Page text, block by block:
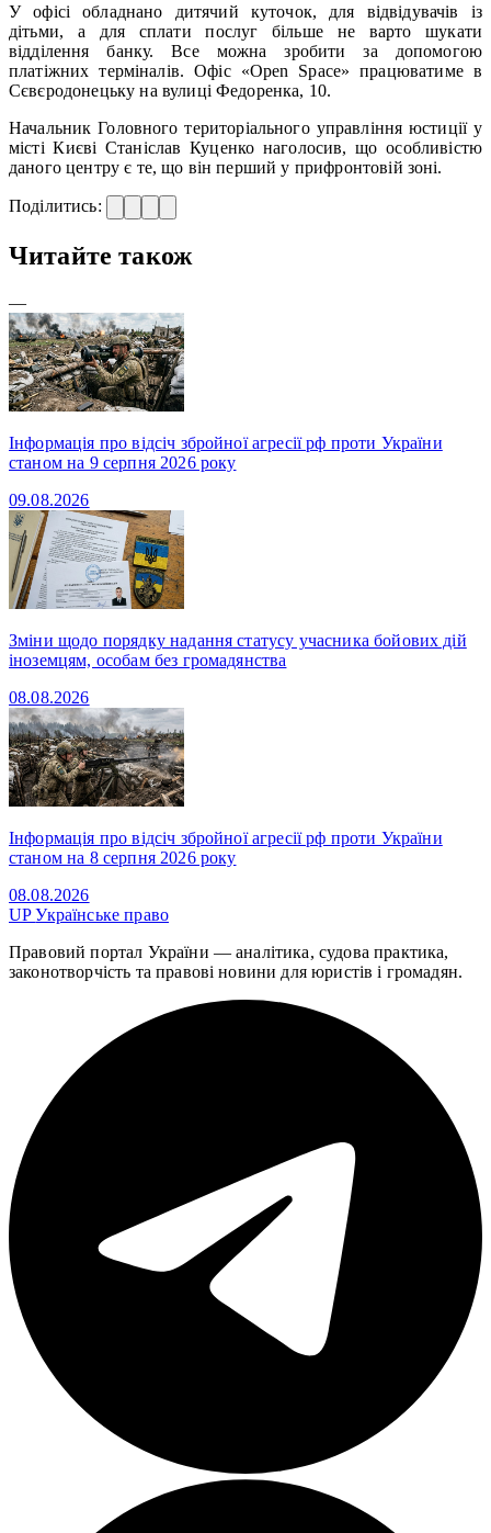
У офісі обладнано дитячий куточок, для відвідувачів із
дітьми, а для сплати послуг більше не варто шукати
відділення банку. Все можна зробити за допомогою
платіжних терміналів. Офіс «Open Space» працюватиме в
Сєвєродонецьку на вулиці Федоренка, 10.
Начальник Головного територіального управління юстиції у
місті Києві Станіслав Куценко наголосив, що особливістю
даного центру є те, що він перший у прифронтовій зоні.
Поділитись:
Читайте також
—
Інформація про відсіч збройної агресії рф проти України
станом на 9 серпня 2026 року
09.08.2026
Зміни щодо порядку надання статусу учасника бойових дій
іноземцям, особам без громадянства
08.08.2026
Інформація про відсіч збройної агресії рф проти України
станом на 8 серпня 2026 року
08.08.2026
UPУкраїнське право
Правовий портал України — аналітика, судова практика,
законотворчість та правові новини для юристів і громадян.